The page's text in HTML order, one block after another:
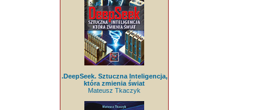
.DeepSeek. Sztuczna Inteligencja,
która zmienia świat
Mateusz Tkaczyk